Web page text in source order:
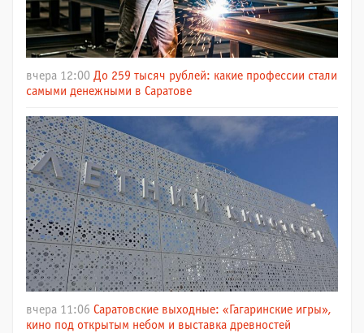
вчера 12:00 До 259 тысяч рублей: какие профессии стали
самыми денежными в Саратове
вчера 11:06 Саратовские выходные: «Гагаринские игры»,
кино под открытым небом и выставка древностей